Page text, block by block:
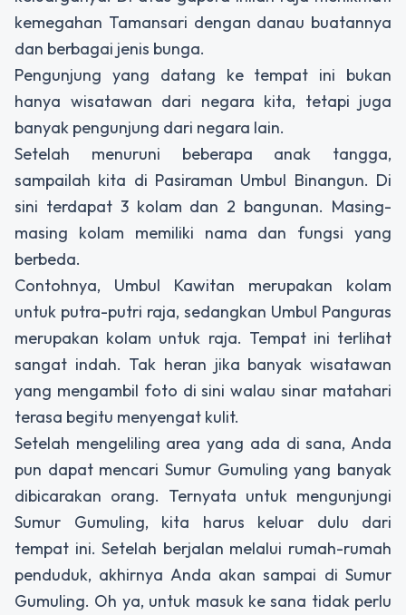
kemegahan Tamansari dengan danau buatannya
dan berbagai jenis bunga.
Pengunjung yang datang ke tempat ini bukan
hanya wisatawan dari negara kita, tetapi juga
banyak pengunjung dari negara lain.
Setelah menuruni beberapa anak tangga,
sampailah kita di Pasiraman Umbul Binangun. Di
sini terdapat 3 kolam dan 2 bangunan. Masing-
masing kolam memiliki nama dan fungsi yang
berbeda.
Contohnya, Umbul Kawitan merupakan kolam
untuk putra-putri raja, sedangkan Umbul Panguras
merupakan kolam untuk raja. Tempat ini terlihat
sangat indah. Tak heran jika banyak wisatawan
yang mengambil foto di sini walau sinar matahari
terasa begitu menyengat kulit.
Setelah mengeliling area yang ada di sana, Anda
pun dapat mencari Sumur Gumuling yang banyak
dibicarakan orang. Ternyata untuk mengunjungi
Sumur Gumuling, kita harus keluar dulu dari
tempat ini. Setelah berjalan melalui rumah-rumah
penduduk, akhirnya Anda akan sampai di Sumur
Gumuling. Oh ya, untuk masuk ke sana tidak perlu